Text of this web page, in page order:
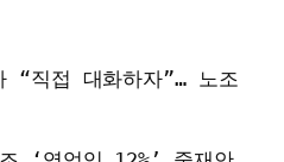
“직접 대화하자”… 노조